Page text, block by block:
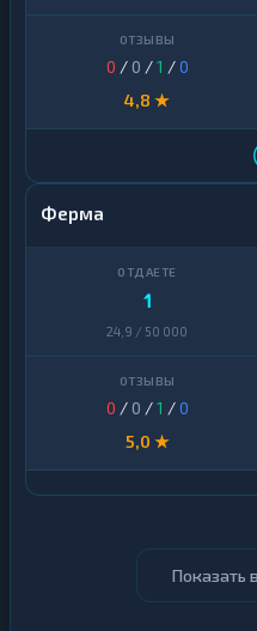
0 / 0 /1 /0
4,8 ★
Ферма
1
24,9 / 50 000
0 / 0 /1 /0
5,0 ★
Показать